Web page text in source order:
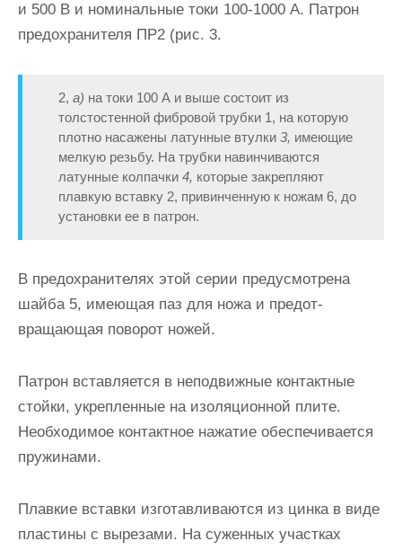
и 500 В и номинальные токи 100-1000 А. Патрон
предо­хранителя ПР2 (рис. 3.
2, а) на токи 100 А и выше состоит из
толстостенной фибровой трубки 1, на которую
плотно насажены ла­тунные втулки 3, имеющие
мелкую резьбу. На трубки навинчиваются
латунные колпачки 4, которые закрепляют
плавкую вставку 2, при­винченную к ножам 6, до
установки ее в патрон.
В предохранителях этой серии предусмотрена
шайба 5, имеющая паз для ножа и предот­
вращающая поворот ножей.
Патрон вставляется в неподвижные контактные
стойки, укреп­ленные на изоляционной плите.
Необходимое контактное нажатие обеспечивается
пружинами.
Плавкие вставки изготавливаются из цинка в виде
пластины с вырезами. На суженных участках